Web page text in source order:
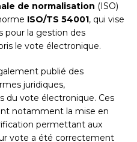
de normalisation (ISO)
ISO/TS 54001, qui vise
pour la gestion des
le vote électronique.
publié des
juridiques,
du vote électronique. Ces
notamment la mise en
permettant aux
vote a été correctement